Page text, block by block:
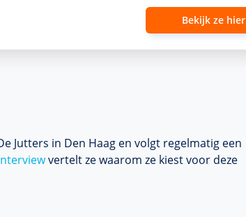
Bekijk ze hier
Jutters in Den Haag en volgt regelmatig een
vertelt ze waarom ze kiest voor deze